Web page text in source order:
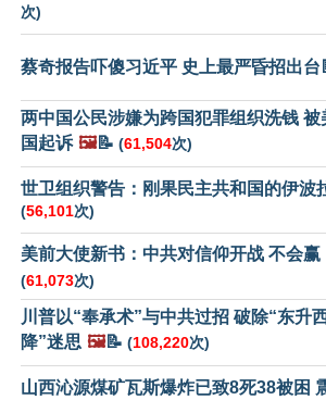
次)
蔡奇报告吓傻习近平 史上最严昏招出台
两中国公民涉嫌为跨国犯罪组织洗钱 被
国起诉 🖼️📝 (61,504次)
世卫组织警告：刚果民主共和国的伊波
(56,101次)
美前大使新书：中共对信仰开战 不会赢
(61,073次)
川普以“奉承术”与中共过招 破除“东升
降”迷思 🖼️📝 (108,220次)
山西沁源煤矿瓦斯爆炸已致8死38被困